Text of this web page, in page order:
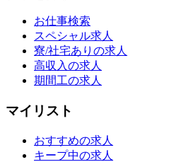
お仕事検索
スペシャル求人
寮/社宅ありの求人
高収入の求人
期間工の求人
マイリスト
おすすめの求人
キープ中の求人